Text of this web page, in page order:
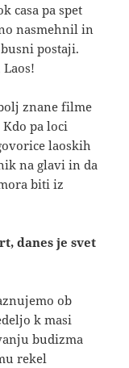
casa pa spet
nasmehnil in
postaji.
znane filme
pa loci
laoskih
na glavi in da
biti iz
danes je svet
ob
k masi
budizma
rekel